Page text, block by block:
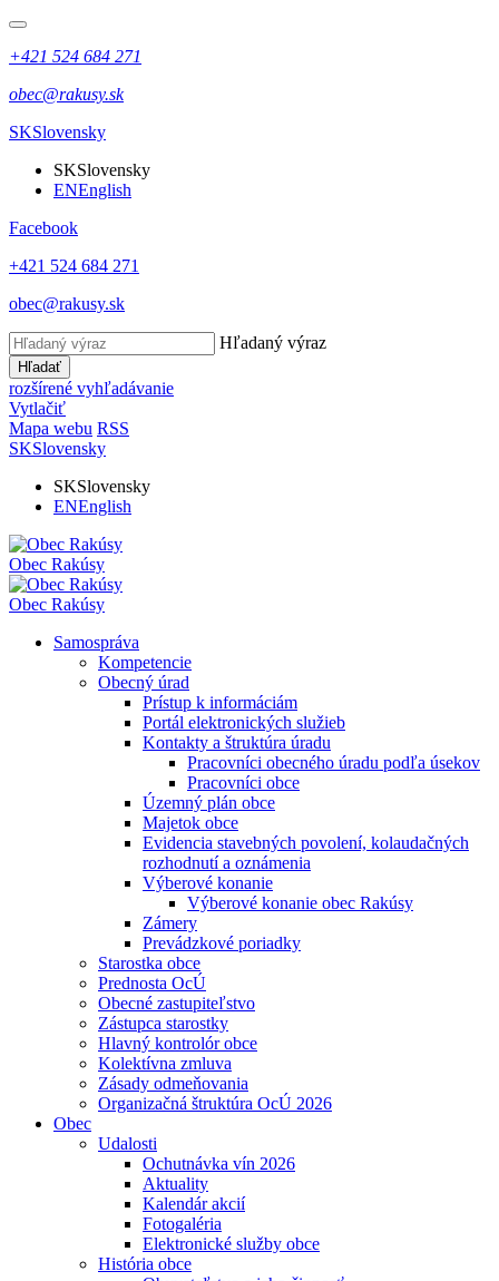
+421 524 684 271
obec@rakusy.sk
SKSlovensky
SKSlovensky
ENEnglish
Facebook
+421 524 684 271
obec@rakusy.sk
Hľadaný výraz
Hľadať
rozšírené vyhľadávanie
Vytlačiť
Mapa webu RSS
SKSlovensky
SKSlovensky
ENEnglish
Obec Rakúsy
Obec Rakúsy
Samospráva
Kompetencie
Obecný úrad
Prístup k informáciám
Portál elektronických služieb
Kontakty a štruktúra úradu
Pracovníci obecného úradu podľa úsekov
Pracovníci obce
Územný plán obce
Majetok obce
Evidencia stavebných povolení, kolaudačných
rozhodnutí a oznámenia
Výberové konanie
Výberové konanie obec Rakúsy
Zámery
Prevádzkové poriadky
Starostka obce
Prednosta OcÚ
Obecné zastupiteľstvo
Zástupca starostky
Hlavný kontrolór obce
Kolektívna zmluva
Zásady odmeňovania
Organizačná štruktúra OcÚ 2026
Obec
Udalosti
Ochutnávka vín 2026
Aktuality
Kalendár akcií
Fotogaléria
Elektronické služby obce
História obce